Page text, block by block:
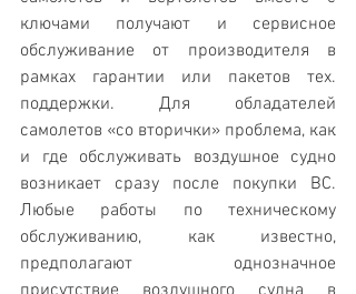
ключами получают и сервисное
обслуживание от производителя в
рамках гарантии или пакетов тех.
поддержки. Для обладателей
самолетов «со вторички» проблема, как
и где обслуживать воздушное судно
возникает сразу после покупки ВС.
Любые работы по техническому
обслуживанию, как известно,
предполагают однозначное